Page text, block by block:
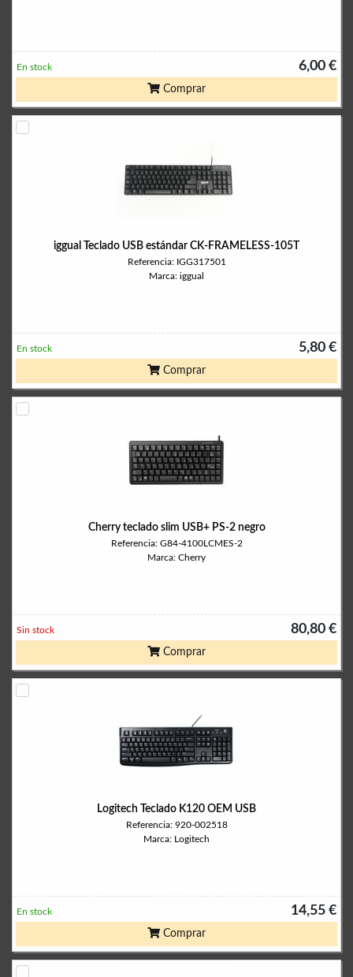
6,00 €
En stock
Comprar
iggual Teclado USB estándar CK-FRAMELESS-105T
Referencia: IGG317501
Marca: iggual
5,80 €
En stock
Comprar
Cherry teclado slim USB+ PS-2 negro
Referencia: G84-4100LCMES-2
Marca: Cherry
80,80 €
Sin stock
Comprar
Logitech Teclado K120 OEM USB
Referencia: 920-002518
Marca: Logitech
14,55 €
En stock
Comprar